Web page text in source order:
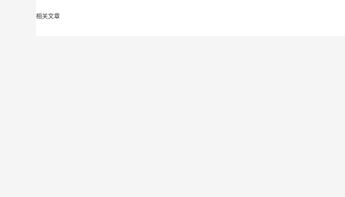
相关文章